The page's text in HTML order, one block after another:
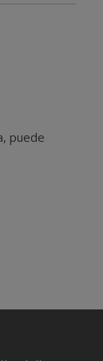
puede